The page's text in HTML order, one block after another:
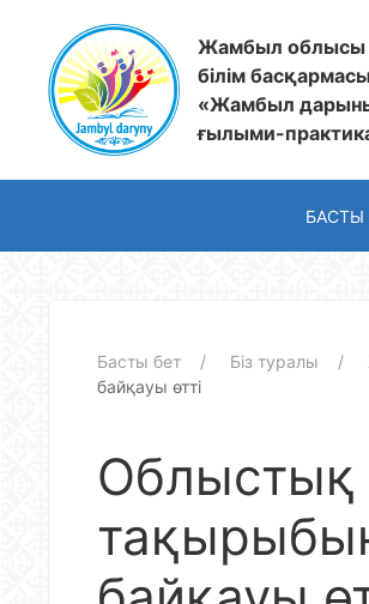
Жамбыл облысы
білім
«Жамбыл
ғылыми-
БАСТЫ
Басты бет Біз туралы
байқауы өтті
Облыстық